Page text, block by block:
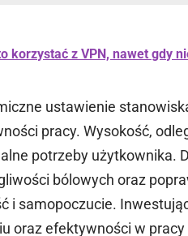
korzystać z VPN, nawet gdy
ustawienie
pracy. Wysokość,
potrzeby użytkownika.
bólowych oraz
i samopoczucie.
oraz efektywności w